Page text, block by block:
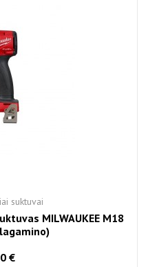
suktuvai
MILWAUKEE M18
€